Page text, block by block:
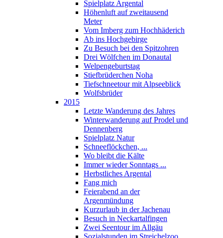
Spielplatz Argental
Höhenluft auf zweitausend
Meter
Vom Imberg zum Hochhäderich
Ab ins Hochgebirge
Zu Besuch bei den Spitzohren
Drei Wölfchen im Donautal
Welpengeburtstag
Stiefbrüderchen Noha
Tiefschneetour mit Alpseeblick
Wolfsbrüder
2015
Letzte Wanderung des Jahres
Winterwanderung auf Prodel und
Dennenberg
Spielplatz Natur
Schneeflöckchen, ...
Wo bleibt die Kälte
Immer wieder Sonntags ...
Herbstliches Argental
Fang mich
Feierabend an der
Argenmündung
Kurzurlaub in der Jachenau
Besuch in Neckartalfingen
Zwei Seentour im Allgäu
Sozialstunden im Streichelzoo